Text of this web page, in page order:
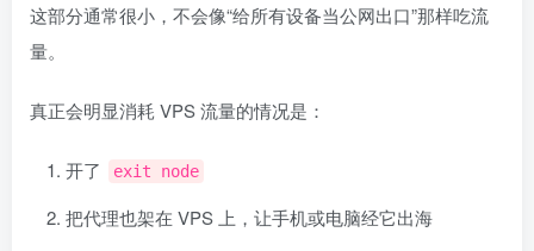
这部分通常很小，不会像“给所有设备当公网出口”那样吃流
量。
真正会明显消耗 VPS 流量的情况是：
开了 exit node
把代理也架在 VPS 上，让手机或电脑经它出海